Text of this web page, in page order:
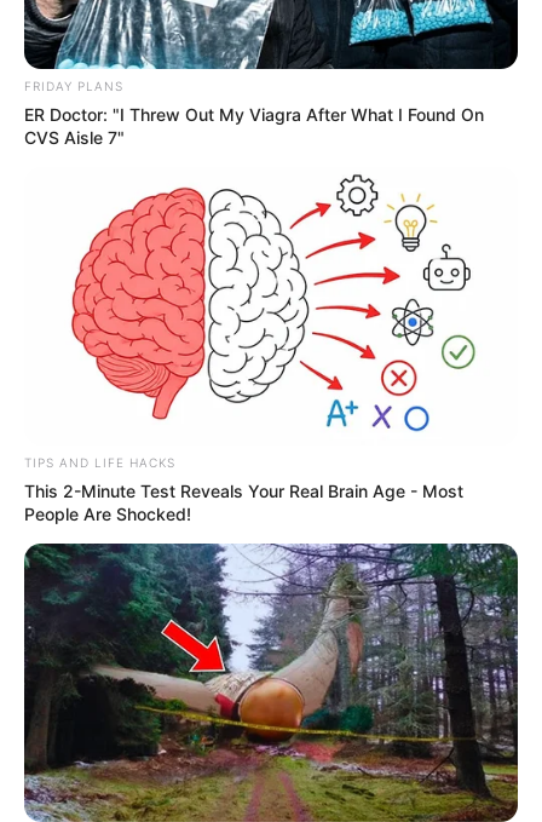
FRIDAY PLANS
ER Doctor: "I Threw Out My Viagra After What I Found On
CVS Aisle 7"
TIPS AND LIFE HACKS
This 2-Minute Test Reveals Your Real Brain Age - Most
People Are Shocked!